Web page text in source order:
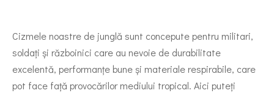
Cizmele noastre de junglă sunt concepute pentru militari,
soldați și războinici care au nevoie de durabilitate
excelentă, performanțe bune și materiale respirabile, care
pot face față provocărilor mediului tropical. Aici puteți